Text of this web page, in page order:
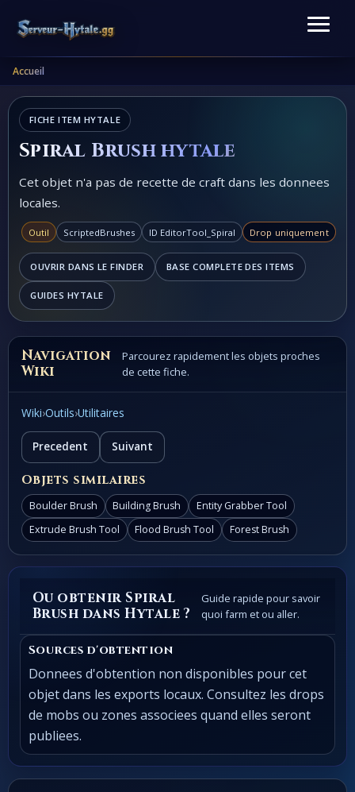
Accueil
FICHE ITEM HYTALE
Spiral Brush hytale
Cet objet n'a pas de recette de craft dans les donnees
locales.
Outil ScriptedBrushes ID EditorTool_Spiral Drop uniquement
OUVRIR DANS LE FINDER BASE COMPLETE DES ITEMS
GUIDES HYTALE
Navigation
Wiki
Parcourez rapidement les objets proches
de cette fiche.
Wiki›Outils›Utilitaires
Precedent Suivant
Objets similaires
Boulder Brush Building Brush
Entity Grabber Tool
Extrude Brush Tool
Flood Brush Tool Forest Brush
Ou obtenir Spiral
Brush dans Hytale ?
Guide rapide pour savoir
quoi farm et ou aller.
Sources d'obtention
Donnees d'obtention non disponibles pour cet
objet dans les exports locaux. Consultez les drops
de mobs ou zones associees quand elles seront
publiees.